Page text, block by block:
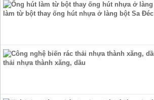
làm từ bột thay ống hút nhựa ở làng bột Sa Đéc
thải nhựa thành xăng, dầu